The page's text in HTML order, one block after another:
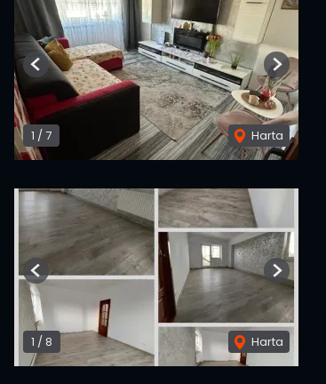
1 /7 Harta
Previous Next
1 /8 Harta
Previous Next